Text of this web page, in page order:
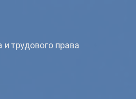
трудового права